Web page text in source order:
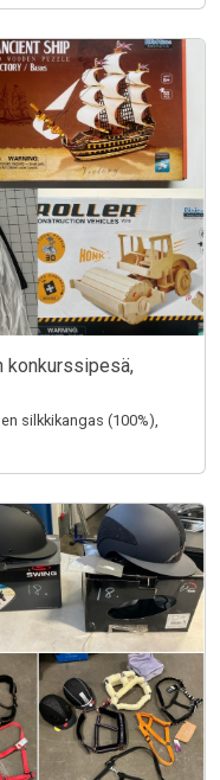
konkurssipesä,
silkkikangas (100%),